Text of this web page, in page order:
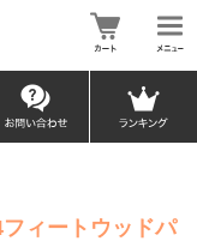
ィートウッドパ